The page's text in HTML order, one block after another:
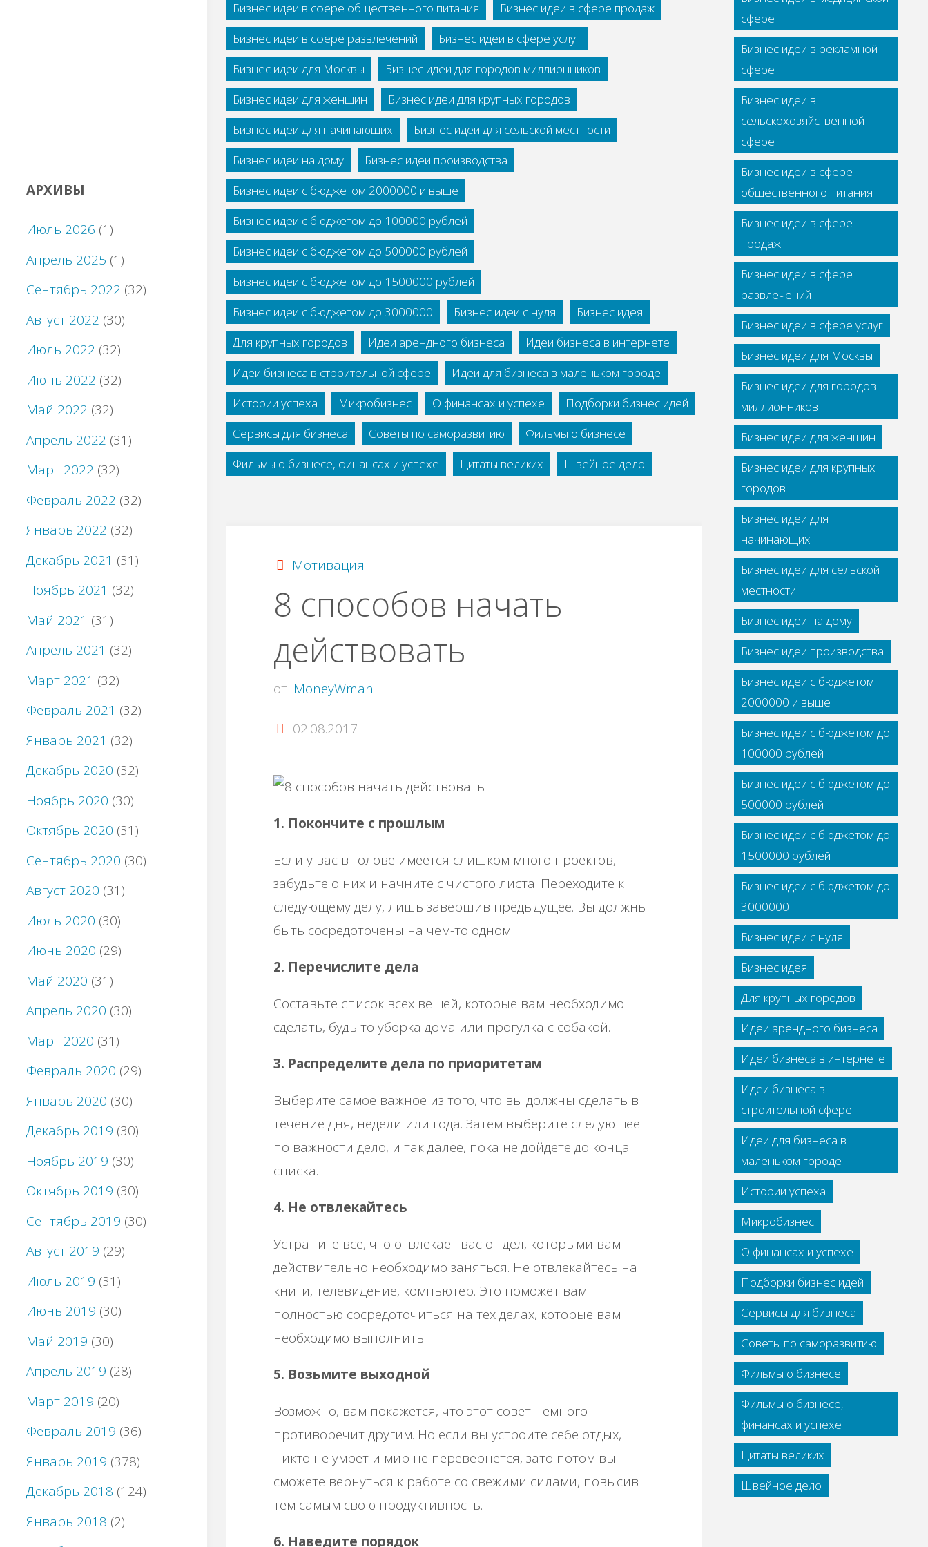
Бизнес идеи в сфере общественного питания
Бизнес идеи в сфере продаж
Бизнес идеи в сфере развлечений
Бизнес идеи в сфере услуг
Бизнес идеи для Москвы
Бизнес идеи для городов миллионников
Бизнес идеи для женщин
Бизнес идеи для крупных городов
Бизнес идеи для начинающих
Бизнес идеи для сельской местности
Бизнес идеи на дому
Бизнес идеи производства
Бизнес идеи с бюджетом 2000000 и выше
Бизнес идеи с бюджетом до 100000 рублей
Бизнес идеи с бюджетом до 500000 рублей
Бизнес идеи с бюджетом до 1500000 рублей
Бизнес идеи с бюджетом до 3000000
Бизнес идеи с нуля
Бизнес идея
Для крупных городов
Идеи арендного бизнеса
Идеи бизнеса в интернете
Идеи бизнеса в строительной сфере
Идеи для бизнеса в маленьком городе
Истории успеха
Микробизнес О финансах и успехе
Подборки бизнес идей
Сервисы для бизнеса
Советы по саморазвитию
Фильмы о бизнесе
Фильмы о бизнесе, финансах и успехе
Цитаты великих Швейное дело
Мотивация
8 способов начать
действовать
от MoneyWman
02.08.2017
1. Покончите с прошлым
Если у вас в голове имеется слишком много проектов,
забудьте о них и начните с чистого листа. Переходите к
следующему делу, лишь завершив предыдущее. Вы должны
быть сосредоточены на чем-то одном.
2. Перечислите дела
Составьте список всех вещей, которые вам необходимо
сделать, будь то уборка дома или прогулка с собакой.
3. Распределите дела по приоритетам
Выберите самое важное из того, что вы должны сделать в
течение дня, недели или года. Затем выберите следующее
по важности дело, и так далее, пока не дойдете до конца
списка.
4. Не отвлекайтесь
Устраните все, что отвлекает вас от дел, которыми вам
действительно необходимо заняться. Не отвлекайтесь на
книги, телевидение, компьютер. Это поможет вам
полностью сосредоточиться на тех делах, которые вам
необходимо выполнить.
5. Возьмите выходной
Возможно, вам покажется, что этот совет немного
противоречит другим. Но если вы устроите себе отдых,
никто не умрет и мир не перевернется, зато потом вы
сможете вернуться к работе со свежими силами, повысив
тем самым свою продуктивность.
6. Наведите порядок
АРХИВЫ
Июль 2026 (1)
Апрель 2025 (1)
Сентябрь 2022 (32)
Август 2022 (30)
Июль 2022 (32)
Июнь 2022 (32)
Май 2022 (32)
Апрель 2022 (31)
Март 2022 (32)
Февраль 2022 (32)
Январь 2022 (32)
Декабрь 2021 (31)
Ноябрь 2021 (32)
Май 2021 (31)
Апрель 2021 (32)
Март 2021 (32)
Февраль 2021 (32)
Январь 2021 (32)
Декабрь 2020 (32)
Ноябрь 2020 (30)
Октябрь 2020 (31)
Сентябрь 2020 (30)
Август 2020 (31)
Июль 2020 (30)
Июнь 2020 (29)
Май 2020 (31)
Апрель 2020 (30)
Март 2020 (31)
Февраль 2020 (29)
Январь 2020 (30)
Декабрь 2019 (30)
Ноябрь 2019 (30)
Октябрь 2019 (30)
Сентябрь 2019 (30)
Август 2019 (29)
Июль 2019 (31)
Июнь 2019 (30)
Май 2019 (30)
Апрель 2019 (28)
Март 2019 (20)
Февраль 2019 (36)
Январь 2019 (378)
Декабрь 2018 (124)
Январь 2018 (2)
сфере
Бизнес идеи в рекламной
сфере
Бизнес идеи в
сельскохозяйственной
сфере
Бизнес идеи в сфере
общественного питания
Бизнес идеи в сфере
продаж
Бизнес идеи в сфере
развлечений
Бизнес идеи в сфере услуг
Бизнес идеи для Москвы
Бизнес идеи для городов
миллионников
Бизнес идеи для женщин
Бизнес идеи для крупных
городов
Бизнес идеи для
начинающих
Бизнес идеи для сельской
местности
Бизнес идеи на дому
Бизнес идеи производства
Бизнес идеи с бюджетом
2000000 и выше
Бизнес идеи с бюджетом до
100000 рублей
Бизнес идеи с бюджетом до
500000 рублей
Бизнес идеи с бюджетом до
1500000 рублей
Бизнес идеи с бюджетом до
3000000
Бизнес идеи с нуля
Бизнес идея
Для крупных городов
Идеи арендного бизнеса
Идеи бизнеса в интернете
Идеи бизнеса в
строительной сфере
Идеи для бизнеса в
маленьком городе
Истории успеха
Микробизнес
О финансах и успехе
Подборки бизнес идей
Сервисы для бизнеса
Советы по саморазвитию
Фильмы о бизнесе
Фильмы о бизнесе,
финансах и успехе
Цитаты великих
Швейное дело